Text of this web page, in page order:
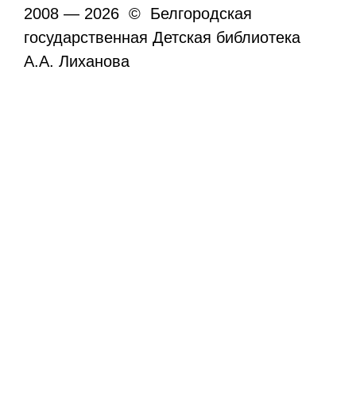
2008 — 2026 © Белгородская
государственная Детская библиотека
А.А. Лиханова